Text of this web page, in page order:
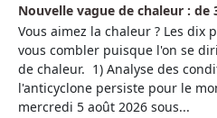
Nouvelle vague de chaleur : de
Vous aimez la chaleur ? Les dix
vous combler puisque l'on se
de chaleur. 1) Analyse des
l'anticyclone persiste pour le
mercredi 5 août 2026 sous...